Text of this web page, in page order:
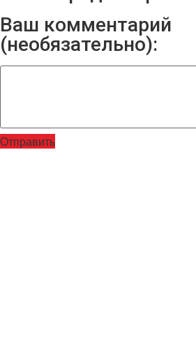
Ваш комментарий
(необязательно):
Отправить